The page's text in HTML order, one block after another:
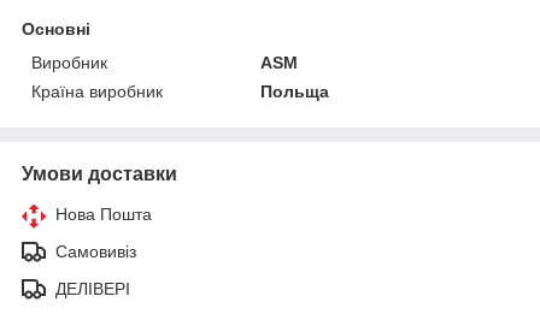
Основні
Виробник
ASM
Країна виробник
Польща
Умови доставки
Нова Пошта
Самовивіз
ДЕЛІВЕРІ